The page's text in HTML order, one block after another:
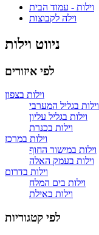
וילות - עמוד הבית
וילה לקבוצות
ניווט וילות
לפי איזורים
וילות בצפון
וילות בגליל המערבי
וילות בגליל עליון
וילות בכנרת
וילות במרכז
וילות במישור החוף
וילות בעמק האלה
וילות בדרום
וילות בים המלח
וילות באילת
לפי קטגוריות